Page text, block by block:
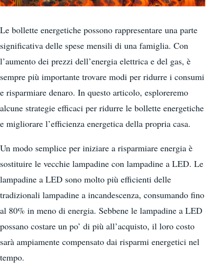
Le bollette energetiche possono rappresentare una parte
significativa delle spese mensili di una famiglia. Con
l’aumento dei prezzi dell’energia elettrica e del gas, è
sempre più importante trovare modi per ridurre i consumi
e risparmiare denaro. In questo articolo, esploreremo
alcune strategie efficaci per ridurre le bollette energetiche
e migliorare l’efficienza energetica della propria casa.
Un modo semplice per iniziare a risparmiare energia è
sostituire le vecchie lampadine con lampadine a LED. Le
lampadine a LED sono molto più efficienti delle
tradizionali lampadine a incandescenza, consumando fino
al 80% in meno di energia. Sebbene le lampadine a LED
possano costare un po’ di più all’acquisto, il loro costo
sarà ampiamente compensato dai risparmi energetici nel
tempo.